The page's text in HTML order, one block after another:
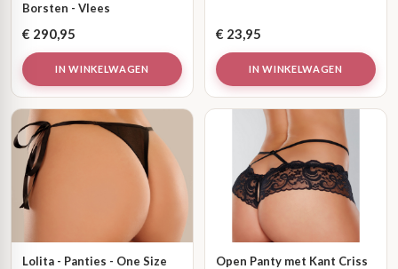
Borsten - Vlees
€ 290,95
IN WINKELWAGEN
€ 23,95
IN WINKELWAGEN
Lolita - Panties - One Size
Open Panty met Kant Criss